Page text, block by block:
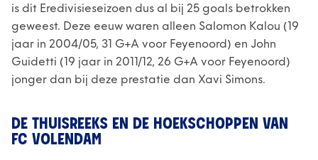
is dit Eredivisieseizoen dus al bij 25 goals betrokken
geweest. Deze eeuw waren alleen Salomon Kalou (19
jaar in 2004/05, 31 G+A voor Feyenoord) en John
Guidetti (19 jaar in 2011/12, 26 G+A voor Feyenoord)
jonger dan bij deze prestatie dan Xavi Simons.
DE THUISREEKS EN DE HOEKSCHOPPEN VAN
FC VOLENDAM